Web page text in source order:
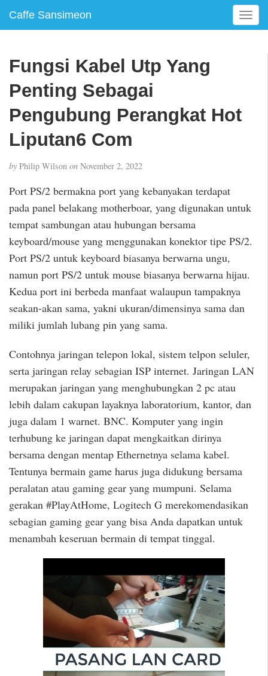
Caffe Sansimeon
T
o
n
Fungsi Kabel Utp Yang
Penting Sebagai
Pengubung Perangkat Hot
Liputan6 Com
by Philip Wilson on November 2, 2022
Port PS/2 bermakna port yang kebanyakan terdapat
pada panel belakang motherboar, yang digunakan untuk
tempat sambungan atau hubungan bersama
keyboard/mouse yang menggunakan konektor tipe PS/2.
Port PS/2 untuk keyboard biasanya berwarna ungu,
namun port PS/2 untuk mouse biasanya berwarna hijau.
Kedua port ini berbeda manfaat walaupun tampaknya
seakan-akan sama, yakni ukuran/dimensinya sama dan
miliki jumlah lubang pin yang sama.
Contohnya jaringan telepon lokal, sistem telpon seluler,
serta jaringan relay sebagian ISP internet. Jaringan LAN
merupakan jaringan yang menghubungkan 2 pc atau
lebih dalam cakupan layaknya laboratorium, kantor, dan
juga dalam 1 warnet. BNC. Komputer yang ingin
terhubung ke jaringan dapat mengkaitkan dirinya
bersama dengan mentap Ethernetnya selama kabel.
Tentunya bermain game harus juga didukung bersama
peralatan atau gaming gear yang mumpuni. Selama
gerakan #PlayAtHome, Logitech G merekomendasikan
sebagian gaming gear yang bisa Anda dapatkan untuk
menambah keseruan bermain di tempat tinggal.